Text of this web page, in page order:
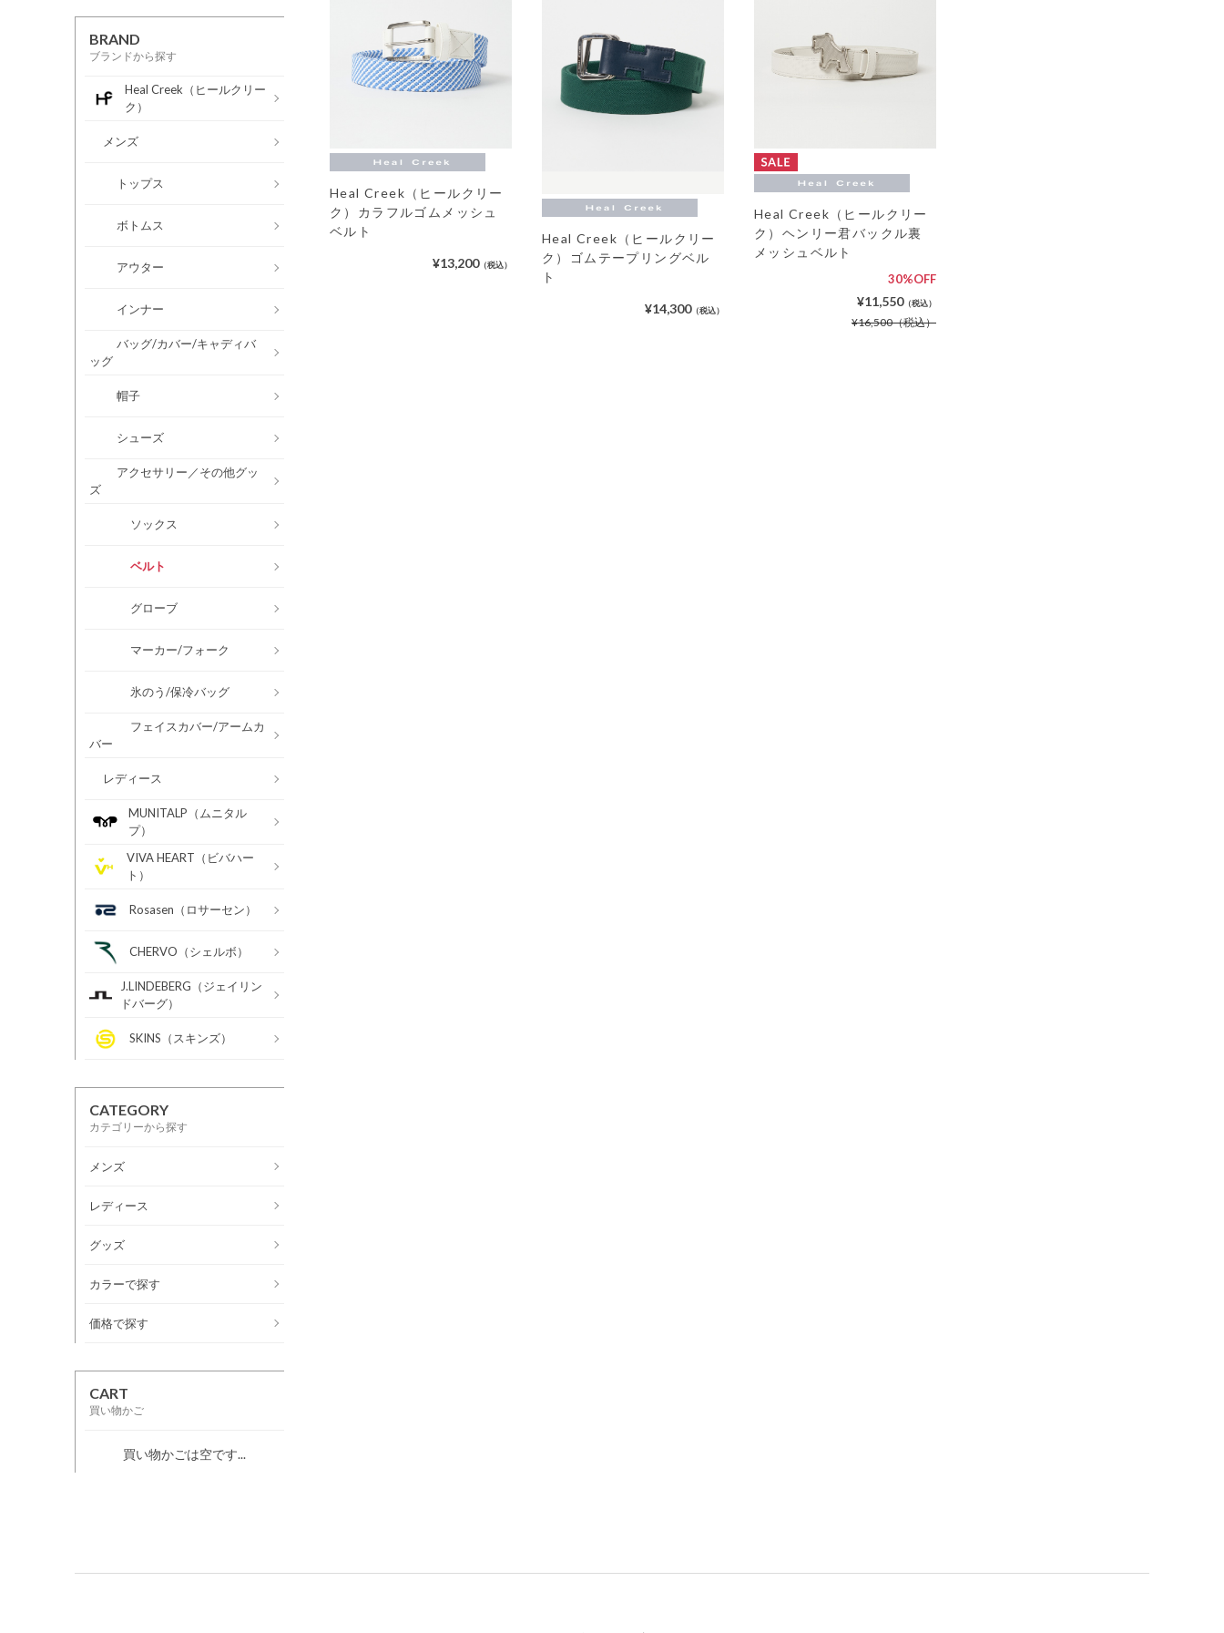
BRAND
ブランドから探す
Heal Creek（ヒールクリー
ク）
メンズ
トップス
ボトムス
アウター
インナー
バッグ/カバー/キャディバ
ッグ
帽子
シューズ
アクセサリー／その他グッ
ズ
ソックス
ベルト
グローブ
マーカー/フォーク
氷のう/保冷バッグ
フェイスカバー/アームカ
バー
レディース
MUNITALP（ムニタル
プ）
VIVA HEART（ビバハー
ト）
Rosasen（ロサーセン）
CHERVO（シェルボ）
J.LINDEBERG（ジェイリン
ドバーグ）
SKINS（スキンズ）
CATEGORY
カテゴリーから探す
メンズ
レディース
グッズ
カラーで探す
価格で探す
CART
買い物かご
買い物かごは空です...
Heal Creek（ヒールクリー
ク）カラフルゴムメッシュ
ベルト
¥13,200（税込）
Heal Creek（ヒールクリー
ク）ゴムテープリングベル
ト
¥14,300（税込）
Heal Creek（ヒールクリー
ク）ヘンリー君バックル裏
メッシュベルト
30%OFF
¥11,550（税込）
¥16,500（税込）